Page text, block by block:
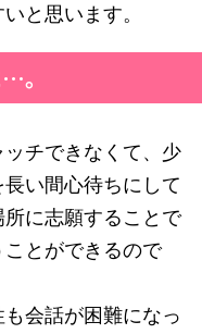
と思います。
。
チできなくて、少
い間心待ちにして
に志願することで
とができるので
会話が困難になっ